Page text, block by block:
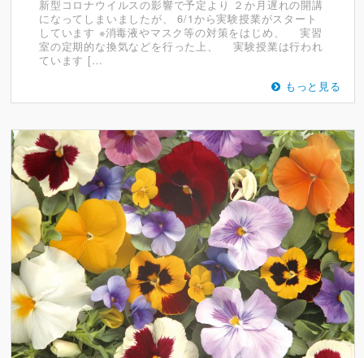
新型コロナウイルスの影響で予定より ２か月遅れの開講
になってしまいましたが、 6/1から実験授業がスタート
しています ※消毒液やマスク等の対策をはじめ、 実習
室の定期的な換気などを行った上、 実験授業は行われ
ています […
もっと見る